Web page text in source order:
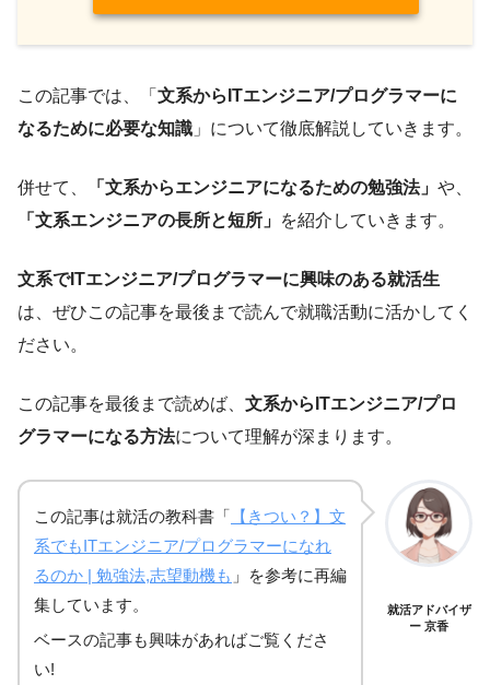
この記事では、「 文系からITエンジニア/プログラマーに
なるために必要な知識 」について徹底解説していきます。
併せて、 「文系からエンジニアになるための勉強法」 や、
「文系エンジニアの長所と短所」 を紹介していきます。
文系でITエンジニア/プログラマーに興味のある就活生
は、ぜひこの記事を最後まで読んで就職活動に活かしてく
ださい。
この記事を最後まで読めば、 文系からITエンジニア/プロ
グラマーになる方法について理解が深まります。
この記事は就活の教科書「 【きつい？】文
系でもITエンジニア/プログラマーになれ
るのか | 勉強法,志望動機も 」を参考に再編
集しています。
ベースの記事も興味があればご覧くださ
い!
就活アドバイザ
ー 京香